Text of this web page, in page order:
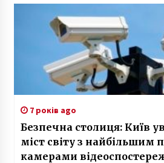
7 років ago
Безпечна столиця: Київ
міст світу з найбільшим
камерами